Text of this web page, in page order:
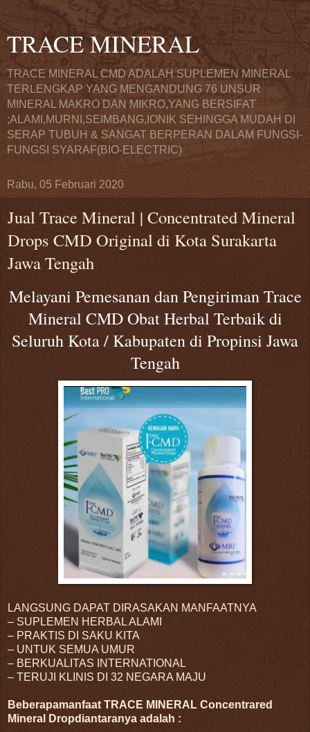
TRACE MINERAL
TRACE MINERAL CMD ADALAH SUPLEMEN MINERAL
TERLENGKAP YANG MENGANDUNG 76 UNSUR
MINERAL MAKRO DAN MIKRO,YANG BERSIFAT
;ALAMI,MURNI,SEIMBANG,IONIK SEHINGGA MUDAH DI
SERAP TUBUH & SANGAT BERPERAN DALAM FUNGSI-
FUNGSI SYARAF(BIO-ELECTRIC)
Rabu, 05 Februari 2020
Jual Trace Mineral | Concentrated Mineral
Drops CMD Original di Kota Surakarta
Jawa Tengah
Melayani Pemesanan dan Pengiriman Trace
Mineral CMD Obat Herbal Terbaik di
Seluruh Kota / Kabupaten di Propinsi Jawa
Tengah
LANGSUNG DAPAT DIRASAKAN MANFAATNYA
– SUPLEMEN HERBAL ALAMI
– PRAKTIS DI SAKU KITA
– UNTUK SEMUA UMUR
– BERKUALITAS INTERNATIONAL
– TERUJI KLINIS DI 32 NEGARA MAJU
Beberapamanfaat TRACE MINERAL Concentrared
Mineral Dropdiantaranya adalah :